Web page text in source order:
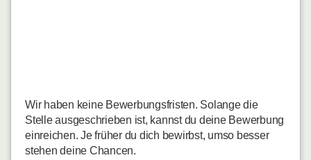
Wir haben keine Bewerbungsfristen. Solange die
Stelle ausgeschrieben ist, kannst du deine Bewerbung
einreichen. Je früher du dich bewirbst, umso besser
stehen deine Chancen.